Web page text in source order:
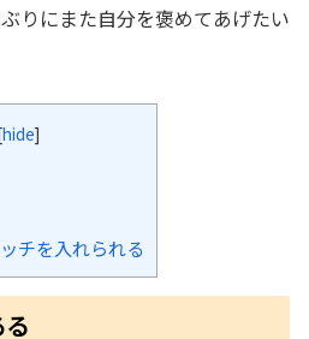
りにまた自分を褒めてあげたい
hide]
チを入れられる